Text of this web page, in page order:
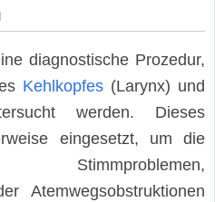
diagnostische Prozedur,
Kehlkopfes (Larynx) und
werden. Dieses
eingesetzt, um die
Atemwegsobstruktionen